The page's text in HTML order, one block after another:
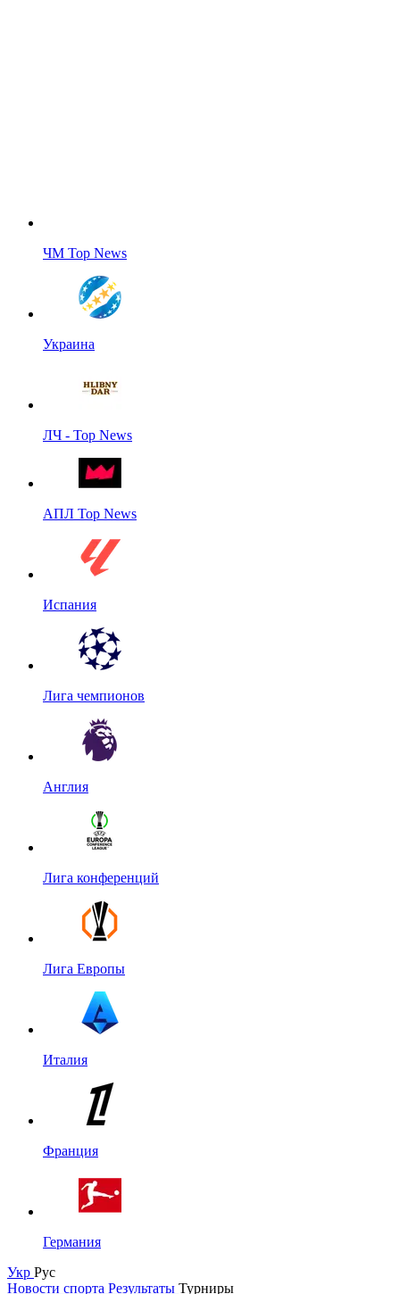
ЧМ Top News
Украина
ЛЧ - Top News
АПЛ Top News
Испания
Лига чемпионов
Англия
Лига конференций
Лига Европы
Италия
Франция
Германия
Укр Рус
Новости спорта Результаты Турниры